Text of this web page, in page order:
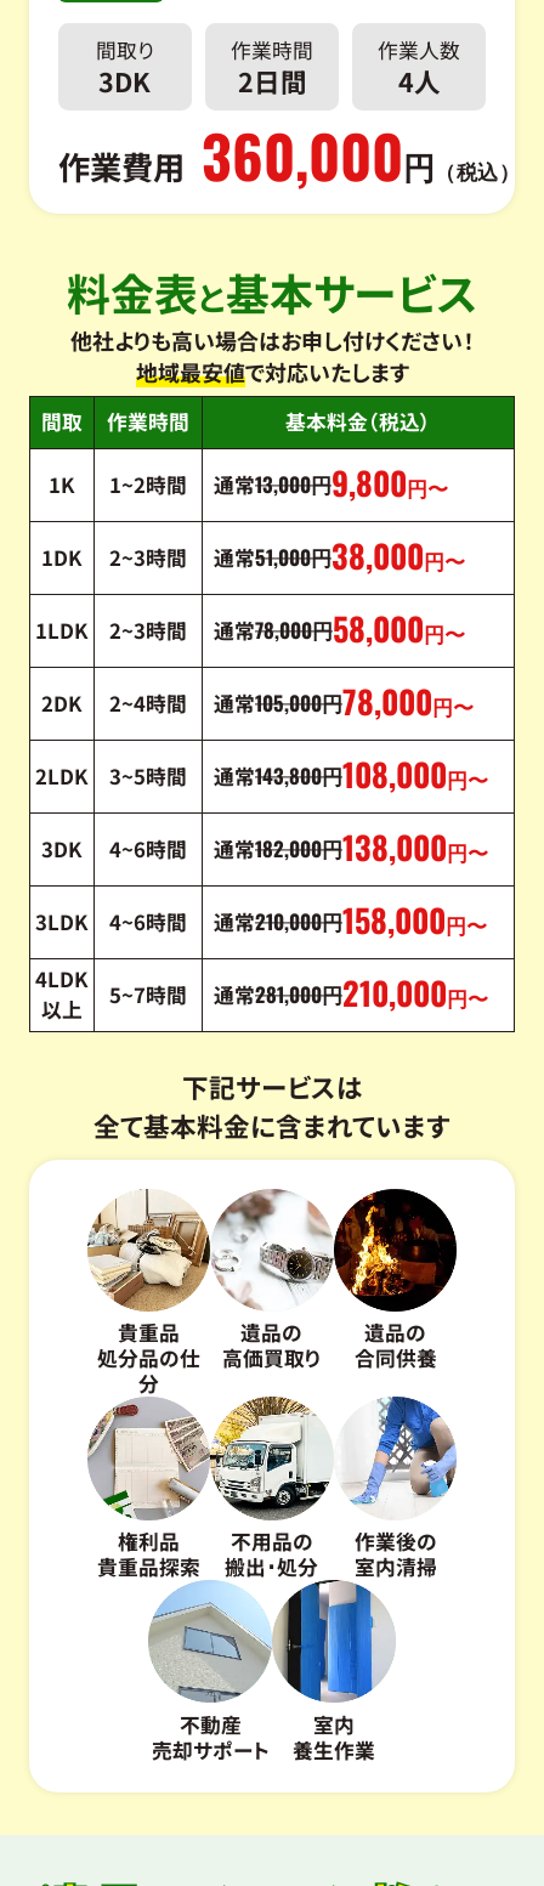
間取り
3DK
作業時間
2日間
作業人数
4人
作業費用 360,000 円 （税込）
料金表と基本サービス
他社よりも高い場合はお申し付けください！
地域最安値で対応いたします
間取 作業時間 基本料金（税込）
1K 1~2時間 通常13,000円9,800 円〜
1DK 2~3時間 通常51,000円38,000 円〜
1LDK 2~3時間 通常78,000円58,000 円〜
2DK 2~4時間 通常105,000円78,000 円〜
2LDK 3~5時間 通常143,800円108,000 円〜
3DK 4~6時間 通常182,000円138,000 円〜
3LDK 4~6時間 通常210,000円158,000 円〜
4LDK
以上
5~7時間 通常281,000円210,000 円〜
下記サービスは
全て基本料金に含まれています
貴重品
処分品の仕
分
遺品の
高価買取り
遺品の
合同供養
権利品
貴重品探索
不用品の
搬出･処分
作業後の
室内清掃
不動産
売却サポート
室内
養生作業